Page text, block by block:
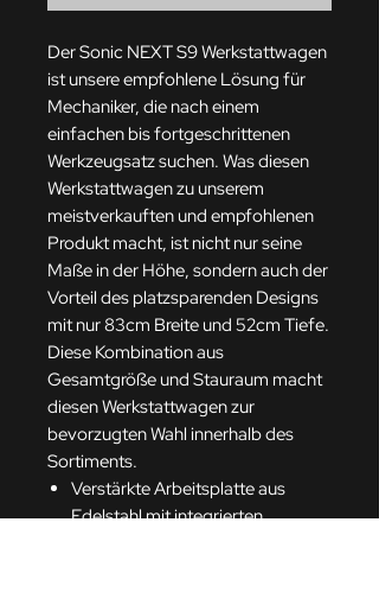
Der Sonic NEXT S9 Werkstattwagen
ist unsere empfohlene Lösung für
Mechaniker, die nach einem
einfachen bis fortgeschrittenen
Werkzeugsatz suchen. Was diesen
Werkstattwagen zu unserem
meistverkauften und empfohlenen
Produkt macht, ist nicht nur seine
Maße in der Höhe, sondern auch der
Vorteil des platzsparenden Designs
mit nur 83cm Breite und 52cm Tiefe.
Diese Kombination aus
Gesamtgröße und Stauraum macht
diesen Werkstattwagen zur
bevorzugten Wahl innerhalb des
Sortiments.
Verstärkte Arbeitsplatte aus
Edelstahl mit integrierten